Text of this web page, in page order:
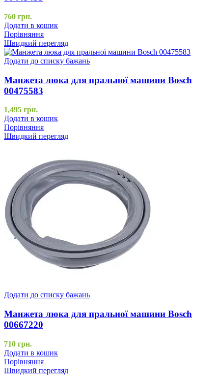
760 грн.
Додати в кошик
Порівняння
Швидкий перегляд
Додати до списку бажань
Манжета люка для пральної машини Bosch
00475583
1,495 грн.
Додати в кошик
Порівняння
Швидкий перегляд
Додати до списку бажань
Манжета люка для пральної машини Bosch
00667220
710 грн.
Додати в кошик
Порівняння
Швидкий перегляд